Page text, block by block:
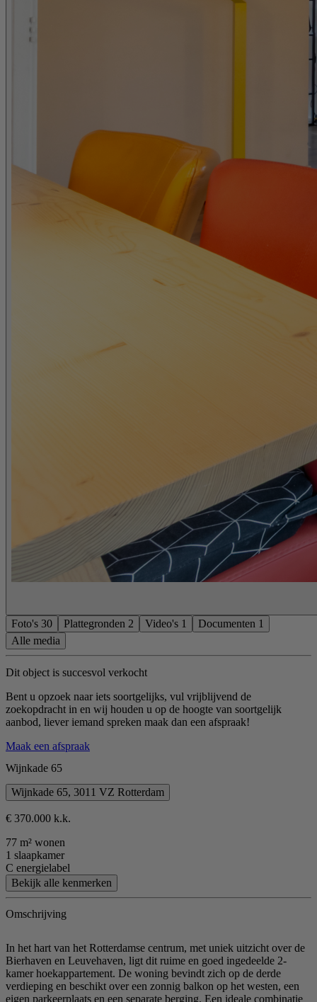
Foto's 30 Plattegronden 2 Video's 1 Documenten 1
Alle media
Dit object is succesvol verkocht
Bent u opzoek naar iets soortgelijks, vul vrijblijvend de
zoekopdracht in en wij houden u op de hoogte van soortgelijk
aanbod, liever iemand spreken maak dan een afspraak!
Maak een afspraak
Wijnkade 65
Wijnkade 65, 3011 VZ Rotterdam
€ 370.000 k.k.
77 m² wonen
1 slaapkamer
C energielabel
Bekijk alle kenmerken
Omschrijving
In het hart van het Rotterdamse centrum, met uniek uitzicht over de
Bierhaven en Leuvehaven, ligt dit ruime en goed ingedeelde 2-
kamer hoekappartement. De woning bevindt zich op de derde
verdieping en beschikt over een zonnig balkon op het westen, een
eigen parkeerplaats en een separate berging. Een ideale combinatie